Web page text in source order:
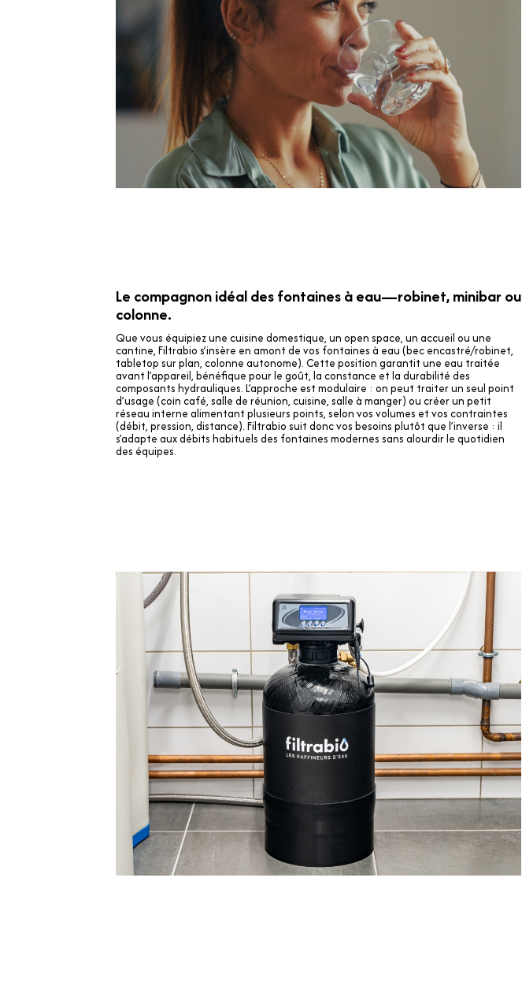
Le compagnon idéal des fontaines à eau—robinet, minibar ou
colonne.
Que vous équipiez une cuisine domestique, un open space, un accueil ou une
cantine, Filtrabio s’insère en amont de vos fontaines à eau (bec encastré/robinet,
tabletop sur plan, colonne autonome). Cette position garantit une eau traitée
avant l’appareil, bénéfique pour le goût, la constance et la durabilité des
composants hydrauliques. L’approche est modulaire : on peut traiter un seul point
d’usage (coin café, salle de réunion, cuisine, salle à manger) ou créer un petit
réseau interne alimentant plusieurs points, selon vos volumes et vos contraintes
(débit, pression, distance). Filtrabio suit donc vos besoins plutôt que l’inverse : il
s’adapte aux débits habituels des fontaines modernes sans alourdir le quotidien
des équipes.